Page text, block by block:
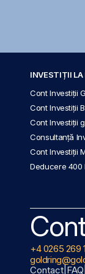
INVESTIȚII LA
Cont Investiții
Cont Investiții
Cont Investiții
Consultanță
Cont Investiții
Deducere 400
+4 0265 269
Contact FAQ